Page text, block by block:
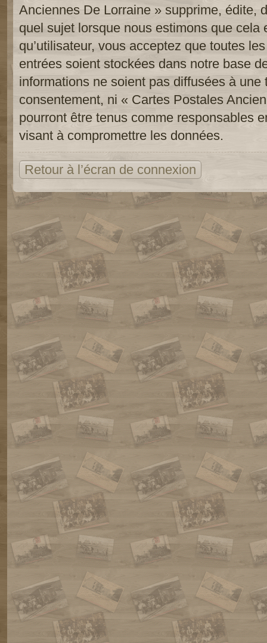
Anciennes De Lorraine » supprime, édite,
quel sujet lorsque nous estimons que cela
qu’utilisateur, vous acceptez que toutes
entrées soient stockées dans notre base
informations ne soient pas diffusées à une
consentement, ni « Cartes Postales
pourront être tenus comme responsables
visant à compromettre les données.
Retour à l’écran de connexion